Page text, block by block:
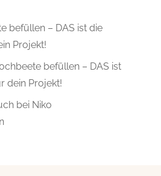
befüllen – DAS ist die
Projekt!
befüllen – DAS ist
dein Projekt!
bei Niko